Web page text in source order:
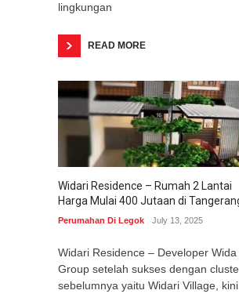
lingkungan
READ MORE
Widari Residence – Rumah 2 Lantai
Harga Mulai 400 Jutaan di
Perumahan Di Legok July 13, 2025
Widari Residence – Developer Wida
Group setelah sukses dengan
sebelumnya yaitu Widari Village,